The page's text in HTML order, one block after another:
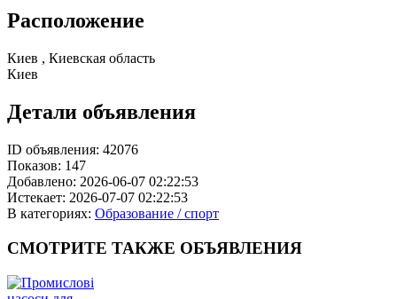
Расположение
Киев , Киевская область
Киев
Детали объявления
ID объявления: 42076
Показов: 147
Добавлено: 2026-06-07 02:22:53
Истекает: 2026-07-07 02:22:53
В категориях: Образование / спорт
СМОТРИТЕ ТАКЖЕ ОБЪЯВЛЕНИЯ